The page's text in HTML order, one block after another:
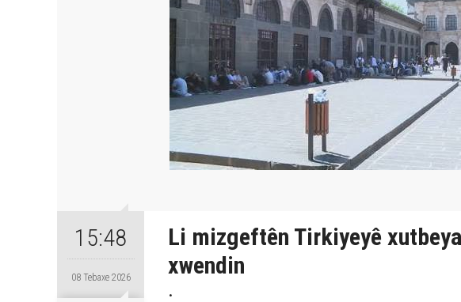
15:48
08 Tebaxe 2026
Li mizgeftên Tirkiyeyê
xwendin
.